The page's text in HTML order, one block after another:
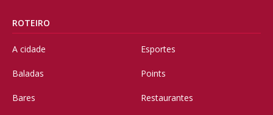
ROTEIRO
A cidade
Baladas
Bares
Esportes
Points
Restaurantes